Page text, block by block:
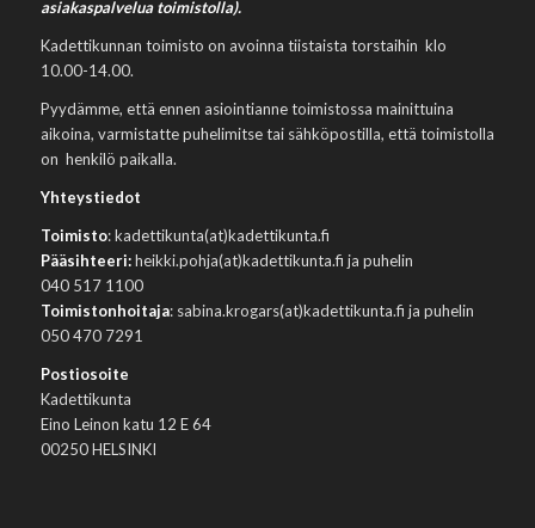
asiakaspalvelua toimistolla).
Kadettikunnan toimisto on avoinna tiistaista torstaihin klo
10.00-14.00.
Pyydämme, että ennen asiointianne toimistossa mainittuina
aikoina, varmistatte puhelimitse tai sähköpostilla, että toimistolla
on henkilö paikalla.
Yhteystiedot
Toimisto: kadettikunta(at)kadettikunta.fi
Pääsihteeri:heikki.pohja(at)kadettikunta.fi ja puhelin
040 517 1100
Toimistonhoitaja: sabina.krogars(at)kadettikunta.fi ja puhelin
050 470 7291
Postiosoite
Kadettikunta
Eino Leinon katu 12 E 64
00250 HELSINKI